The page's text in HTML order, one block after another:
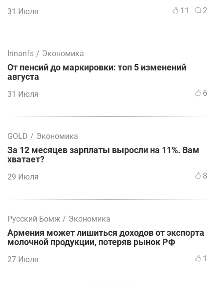
31 Июля 11 2
Irinanfs / Экономика
От пенсий до маркировки: топ 5 изменений
августа
31 Июля 6
GOLD / Экономика
За 12 месяцев зарплаты выросли на 11%. Вам
хватает?
29 Июля 8
Русский Бомж / Экономика
Армения может лишиться доходов от экспорта
молочной продукции, потеряв рынок РФ
27 Июля 1